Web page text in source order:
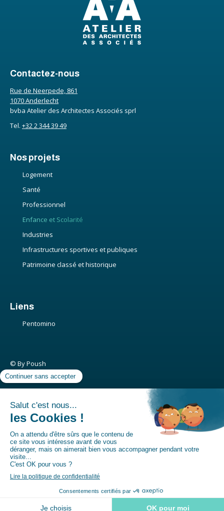
Contactez-nous
Rue de Neerpede, 861
1070 Anderlecht
bvba Atelier des Architectes Associés sprl
Tel. +32 2 344 39 49
Nos projets
Logement
Santé
Professionnel
Enfance et Scolarité
Industries
Infrastructures sportives et publiques
Patrimoine classé et historique
Liens
Pentomino
© By Poush